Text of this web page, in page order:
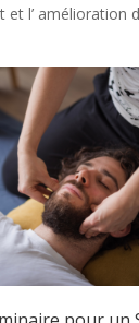
et l’ amélioration